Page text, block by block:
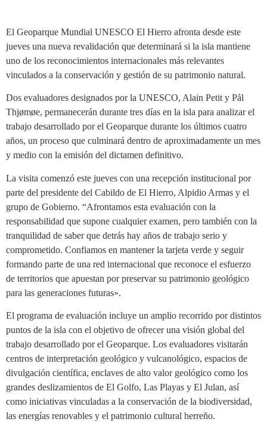
El Geoparque Mundial UNESCO El Hierro afronta desde este
jueves una nueva revalidación que determinará si la isla mantiene
uno de los reconocimientos internacionales más relevantes
vinculados a la conservación y gestión de su patrimonio natural.
Dos evaluadores designados por la UNESCO, Alain Petit y Pål
Thjømøe, permanecerán durante tres días en la isla para analizar el
trabajo desarrollado por el Geoparque durante los últimos cuatro
años, un proceso que culminará dentro de aproximadamente un mes
y medio con la emisión del dictamen definitivo.
La visita comenzó este jueves con una recepción institucional por
parte del presidente del Cabildo de El Hierro, Alpidio Armas y el
grupo de Gobierno. “Afrontamos esta evaluación con la
responsabilidad que supone cualquier examen, pero también con la
tranquilidad de saber que detrás hay años de trabajo serio y
comprometido. Confiamos en mantener la tarjeta verde y seguir
formando parte de una red internacional que reconoce el esfuerzo
de territorios que apuestan por preservar su patrimonio geológico
para las generaciones futuras».
El programa de evaluación incluye un amplio recorrido por distintos
puntos de la isla con el objetivo de ofrecer una visión global del
trabajo desarrollado por el Geoparque. Los evaluadores visitarán
centros de interpretación geológico y vulcanológico, espacios de
divulgación científica, enclaves de alto valor geológico como los
grandes deslizamientos de El Golfo, Las Playas y El Julan, así
como iniciativas vinculadas a la conservación de la biodiversidad,
las energías renovables y el patrimonio cultural herreño.